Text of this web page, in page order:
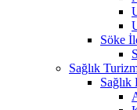
Söke
Sağlık
Sağlık